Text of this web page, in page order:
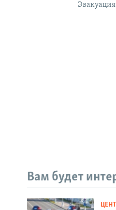
Эвакуация
Вам будет